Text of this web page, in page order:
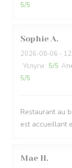
5/5
Sophie A
2026-08-06 -
Услуги : 5/5
5/5
Restaurant au
est accueillant
Mae H